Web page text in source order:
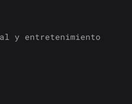
y entretenimiento